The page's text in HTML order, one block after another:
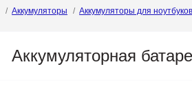
Аккумуляторы Аккумуляторы для ноутбуков
Аккумуляторная